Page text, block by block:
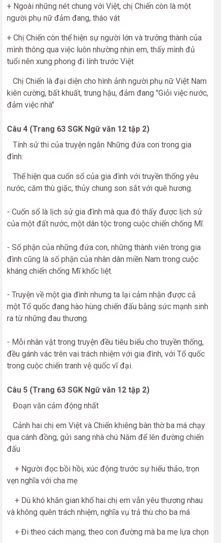
+ Ngoài những nét chung với Việt, chị Chiến còn là một
người phụ nữ đảm đang, tháo vát
+ Chị Chiến còn thể hiện sự người lớn và trưởng thành của
mình thông qua việc luôn nhường nhịn em, thấy mình đủ
tuổi nên xung phong đi lính trước Việt
Chị Chiến là đại diện cho hình ảnh người phụ nữ Việt Nam
kiên cường, bất khuất, trung hậu, đảm đang "Giỏi việc nước,
đảm việc nhà"
Câu 4 (Trang 63 SGK Ngữ văn 12 tập 2)
Tính sử thi của truyện ngắn Những đứa con trong gia
đình:
Thể hiện qua cuốn sổ của gia đình với truyền thống yêu
nước, căm thù giặc, thủy chung son sắt với quê hương.
- Cuốn sổ là lịch sử gia đình mà qua đó thấy được lịch sử
của một đất nước, một dân tộc trong cuộc chiến chống Mĩ.
- Số phận của những đứa con, những thành viên trong gia
đình cũng là số phận của nhân dân miền Nam trong cuộc
kháng chiến chống Mĩ khốc liệt.
- Truyện về một gia đình nhưng ta lại cảm nhận được cả
một Tổ quốc đang hào hùng chiến đấu bằng sức mạnh sinh
ra từ những đau thương.
- Mỗi nhân vật trong truyện đều tiêu biểu cho truyền thống,
đều gánh vác trên vai trách nhiệm với gia đình, với Tổ quốc
trong cuộc chiến tranh vệ quốc vĩ đại.
Câu 5 (Trang 63 SGK Ngữ văn 12 tập 2)
Đoạn văn cảm động nhất
Cảnh hai chị em Việt và Chiến khiêng bàn thờ ba má chạy
qua cánh đồng, gửi sang nhà chú Năm để lên đường chiến
đấu
+ Người đọc bồi hồi, xúc động trước sự hiếu thảo, trọn
vẹn nghĩa với cha mẹ
+ Dù khó khăn gian khổ hai chị em vẫn yêu thương nhau
và không quên trách nhiệm, nghĩa vụ trả thù cho ba má
+ Đi theo cách mạng, theo con đường mà ba mẹ lựa chọn